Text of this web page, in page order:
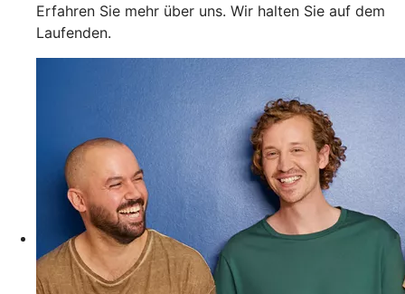
Erfahren Sie mehr über uns. Wir halten Sie auf dem
Laufenden.